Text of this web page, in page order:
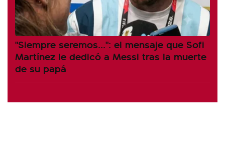
"Siempre seremos...": el mensaje que Sofi
Martínez le dedicó a Messi tras la muerte
de su papá